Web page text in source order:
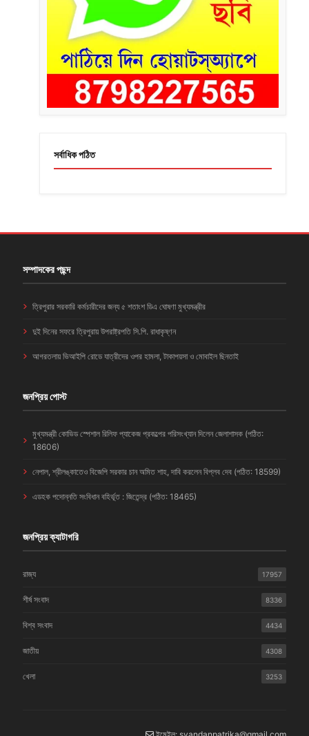
সর্বাধিক পঠিত
সম্পাদকের পছন্দ
ত্রিপুরার সরকারি কর্মচারীদের জন্য ৫ শতাংশ ডিএ ঘোষণা মুখ্যমন্ত্রীর
দুই দিনের সফরে ত্রিপুরায় উপরাষ্ট্রপতি সি.পি. রাধাকৃষ্ণন
আগরতলায় ভিআইপি রোডে যাত্রীদের ওপর হামলা, টাকাপয়সা ও মোবাইল ছিনতাই
জনপ্রিয় পোস্ট
মুখ্যমন্ত্রী কোভিড স্পেশাল রিলিফ প্যাকেজ প্রকল্পের পরিসংখ্যান দিলেন জেলাশাসক (পঠিত:
18606)
নেপাল, শ্রীলঙ্কাতেও বিজেপি সরকার চান অমিত শাহ, দাবি করলেন বিপ্লব দেব (পঠিত: 18599)
এডহক পদোন্নতি সংবিধান বহির্ভূত : জিতেন্দ্র (পঠিত: 18465)
জনপ্রিয় ক্যাটাগরি
রাজ্য 17957
শীর্ষ সংবাদ 8336
বিশ্ব সংবাদ 4434
জাতীয় 4308
খেলা 3253